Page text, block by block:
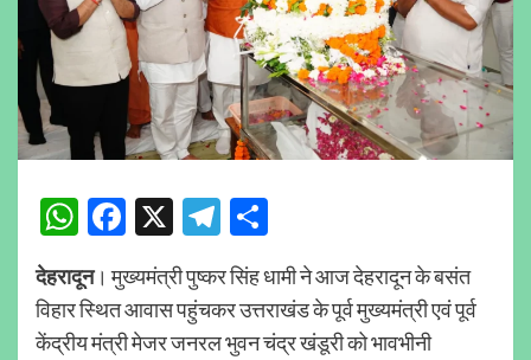
WhatsApp
Facebook
X Telegram
देहरादून। मुख्यमंत्री पुष्कर सिंह धामी ने आज देहरादून के बसंत
विहार स्थित आवास पहुंचकर उत्तराखंड के पूर्व मुख्यमंत्री एवं पूर्व
केंद्रीय मंत्री मेजर जनरल भुवन चंद्र खंडूरी को भावभीनी